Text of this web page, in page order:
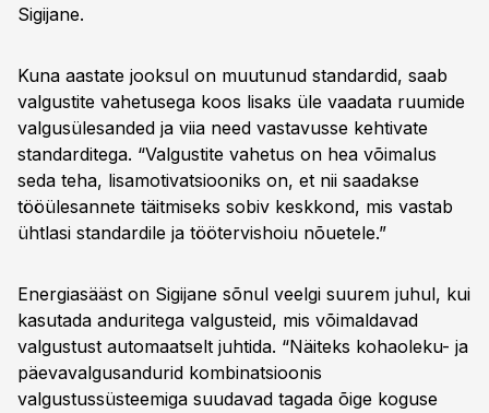
Sigijane.
Kuna aastate jooksul on muutunud standardid, saab
valgustite vahetusega koos lisaks üle vaadata ruumide
valgusülesanded ja viia need vastavusse kehtivate
standarditega. “Valgustite vahetus on hea võimalus
seda teha, lisamotivatsiooniks on, et nii saadakse
tööülesannete täitmiseks sobiv keskkond, mis vastab
ühtlasi standardile ja töötervishoiu nõuetele.”
Energiasääst on Sigijane sõnul veelgi suurem juhul, kui
kasutada anduritega valgusteid, mis võimaldavad
valgustust automaatselt juhtida. “Näiteks kohaoleku- ja
päevavalgusandurid kombinatsioonis
valgustussüsteemiga suudavad tagada õige koguse